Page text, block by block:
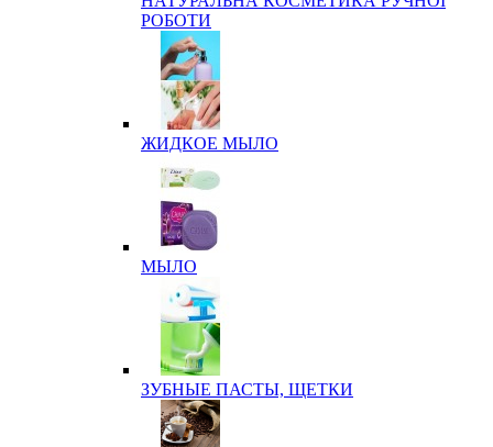
РОБОТИ
ЖИДКОЕ МЫЛО
МЫЛО
ЗУБНЫЕ ПАСТЫ, ЩЕТКИ